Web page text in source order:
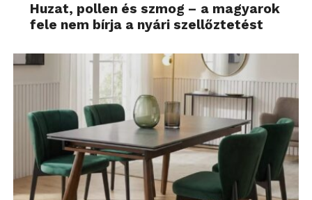
Huzat, pollen és szmog – a magyarok
fele nem bírja a nyári szellőztetést